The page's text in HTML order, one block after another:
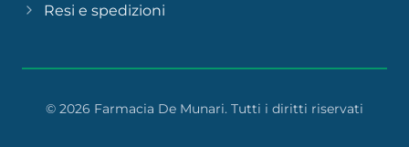
Resi e spedizioni
© 2026 Farmacia De Munari. Tutti i diritti riservati